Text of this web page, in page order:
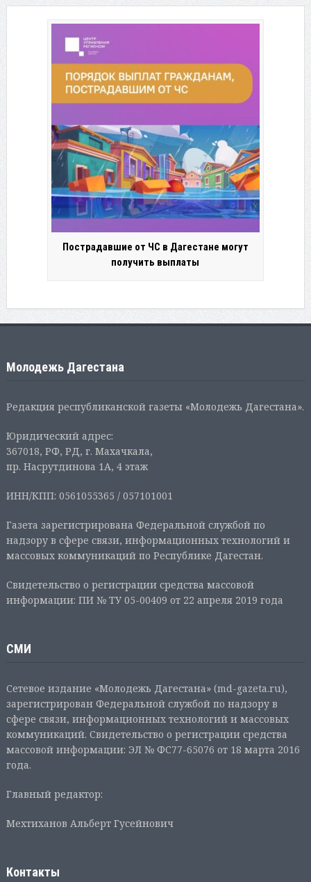
Пострадавшие от ЧС в Дагестане могут
получить выплаты
Молодежь Дагестана
Редакция республиканской газеты «Молодежь Дагестана».
Юридический адрес:
367018, РФ, РД, г. Махачкала,
пр. Насрутдинова 1А, 4 этаж
ИНН/КПП: 0561055365 / 057101001
Газета зарегистрирована Федеральной службой по
надзору в сфере связи, информационных технологий и
массовых коммуникаций по Республике Дагестан.
Свидетельство о регистрации средства массовой
информации: ПИ № ТУ 05-00409 от 22 апреля 2019 года
СМИ
Сетевое издание «Молодежь Дагестана» (md-gazeta.ru),
зарегистрирован Федеральной службой по надзору в
сфере связи, информационных технологий и массовых
коммуникаций. Свидетельство о регистрации средства
массовой информации: ЭЛ № ФС77-65076 от 18 марта 2016
года.
Главный редактор:
Мехтиханов Альберт Гусейнович
Контакты